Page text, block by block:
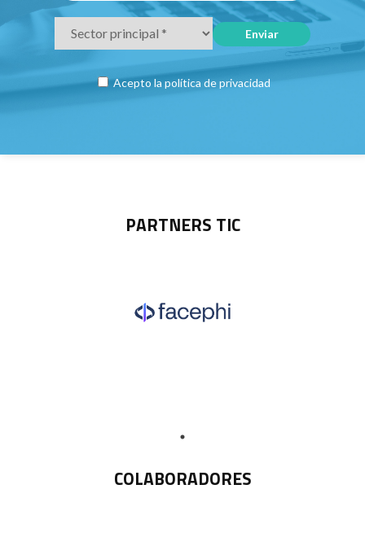
Acepto la política de privacidad
PARTNERS TIC
COLABORADORES